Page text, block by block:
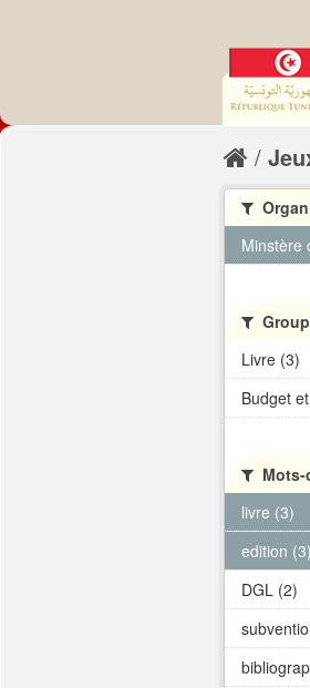
Minstère
Livre (3)
Budget
livre (3)
edition (3)
DGL (2)